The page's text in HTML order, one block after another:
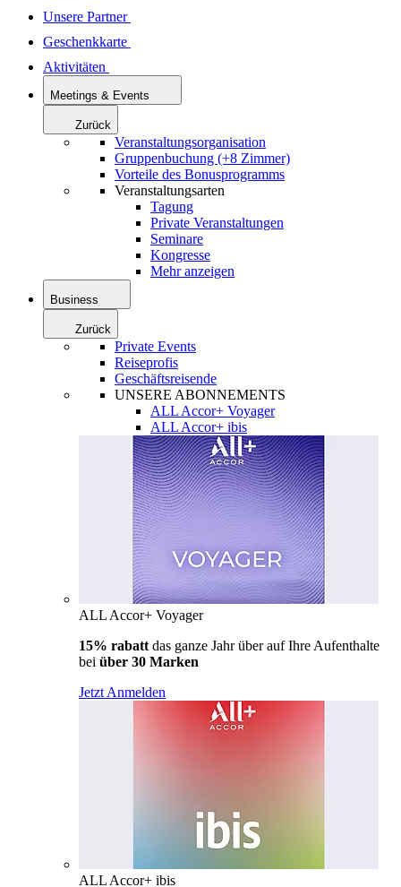
Unsere Partner
Geschenkkarte
Aktivitäten
Meetings & Events
Zurück
Veranstaltungsorganisation
Gruppenbuchung (+8 Zimmer)
Vorteile des Bonusprogramms
Veranstaltungsarten
Tagung
Private Veranstaltungen
Seminare
Kongresse
Mehr anzeigen
Business
Zurück
Private Events
Reiseprofis
Geschäftsreisende
UNSERE ABONNEMENTS
ALL Accor+ Voyager
ALL Accor+ ibis
ALL Accor+ Voyager
15% rabatt das ganze Jahr über auf Ihre Aufenthalte
bei über 30 Marken
Jetzt Anmelden
ALL Accor+ ibis